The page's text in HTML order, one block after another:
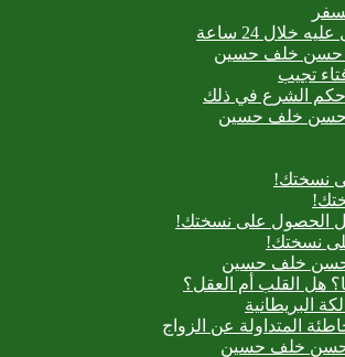
حسن خلف حسين
تجيب
حكم الشرع في ذلك
حسن خلف حسين
نسختك!
الحصول على نسختك!
نسختك!
حسن خلف حسين
هل القلب أم العقل؟
البريطانية
المتداولة عن الزواج
حسن خلف حسين